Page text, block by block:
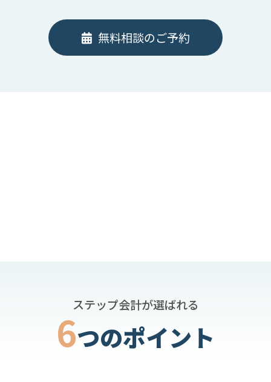
無料相談のご予約
ステップ会計が選ばれる
6つのポイント